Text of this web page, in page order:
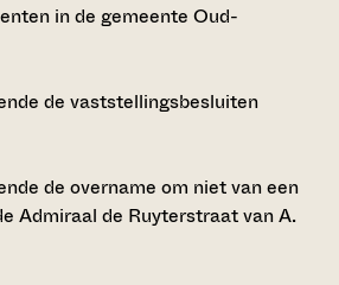
in de gemeente Oud-
de vaststellingsbesluiten
de overname om niet van een
Admiraal de Ruyterstraat van A.